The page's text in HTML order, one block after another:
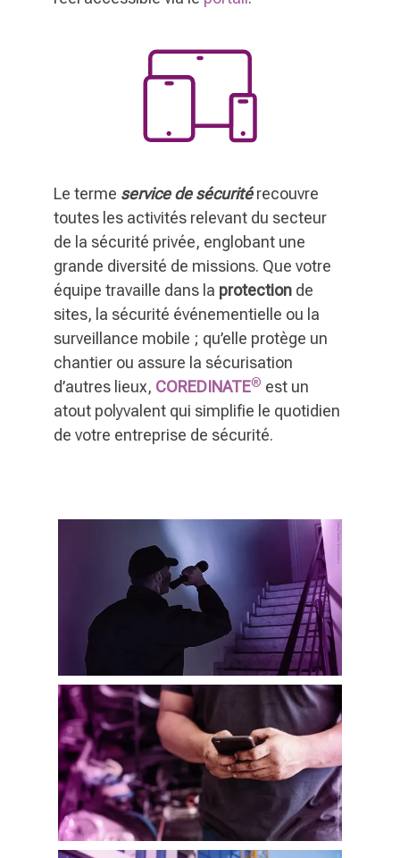
Le terme service de sécuritérecouvre
toutes les activités relevant du secteur
de la sécurité privée, englobant une
grande diversité de missions. Que votre
équipe travaille dans la protection de
sites, la sécurité événementielle ou la
surveillance mobile ; qu’elle protège un
chantier ou assure la sécurisation
d’autres lieux, COREDINATE® est un
atout polyvalent qui simplifie le quotidien
de votre entreprise de sécurité.